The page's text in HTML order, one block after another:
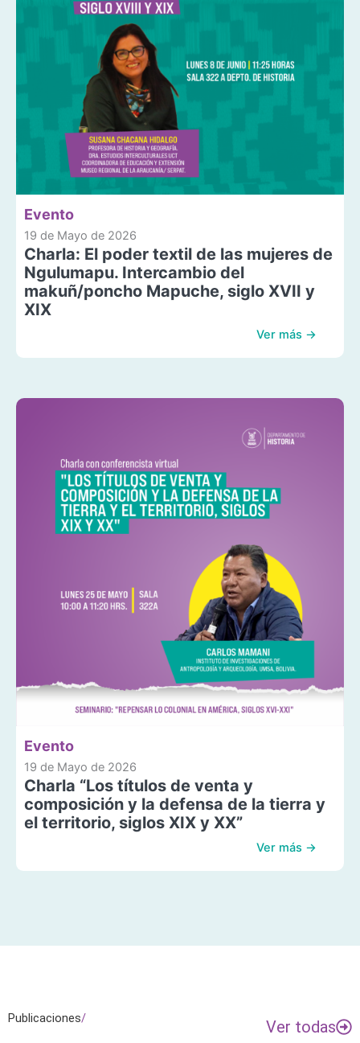
Evento
19 de Mayo de 2026
Charla: El poder textil de las mujeres de
Ngulumapu. Intercambio del
makuñ/poncho Mapuche, siglo XVII y
XIX
Ver más →
Evento
19 de Mayo de 2026
Charla “Los títulos de venta y
composición y la defensa de la tierra y
el territorio, siglos XIX y XX”
Ver más →
Publicaciones/ Ver todas